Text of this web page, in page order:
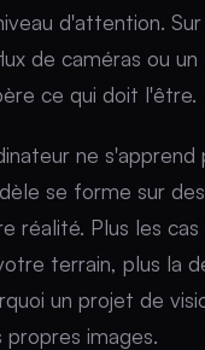
d'attention.
de caméras ou un
ce qui doit l'être.
ne s'apprend
se forme sur
réalité. Plus les
terrain, plus la
un projet de
propres images.